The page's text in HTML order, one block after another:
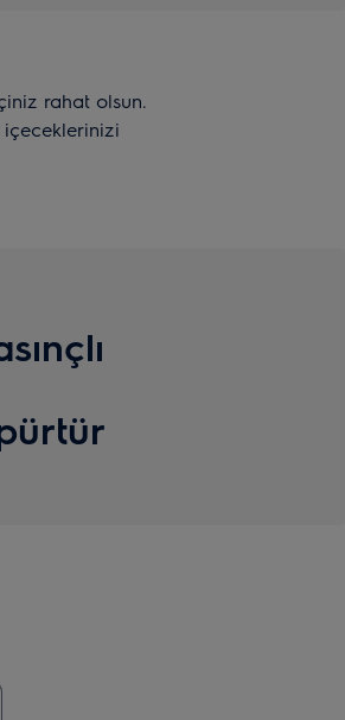
rahat olsun.
içeceklerinizi